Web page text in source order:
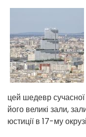
цей шедевр сучасної
його великі зали,
юстиції в 17-му